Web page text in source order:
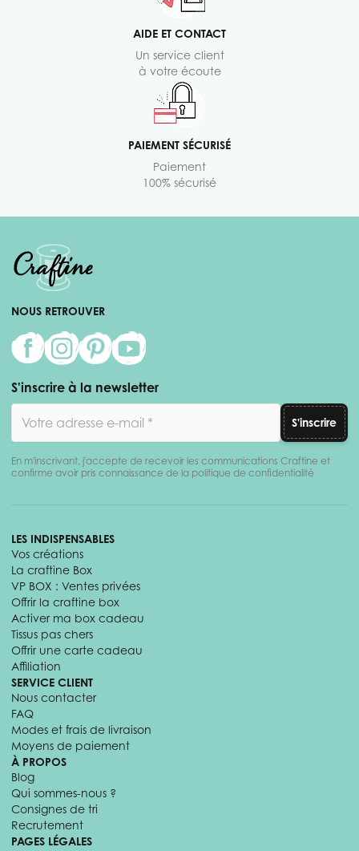
AIDE ET CONTACT
Un service client
à votre écoute
PAIEMENT SÉCURISÉ
Paiement
100% sécurisé
NOUS RETROUVER
S'inscrire à la newsletter
S'inscrire
En m'inscrivant, j'accepte de recevoir les communications Craftine et
confirme avoir pris connaissance de la politique de confidentialité
LES INDISPENSABLES
Vos créations
La craftine Box
VP BOX : Ventes privées
Offrir la craftine box
Activer ma box cadeau
Tissus pas chers
Offrir une carte cadeau
Affiliation
SERVICE CLIENT
Nous contacter
FAQ
Modes et frais de livraison
Moyens de paiement
À PROPOS
Blog
Qui sommes-nous ?
Consignes de tri
Recrutement
PAGES LÉGALES